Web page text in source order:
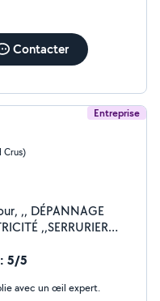
Contacter
Entreprise
Crus)
INTÉRIEUR
5/5
avec un œil expert.